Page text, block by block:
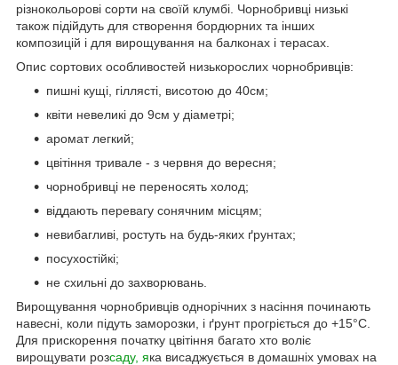
різнокольорові сорти на своїй клумбі. Чорнобривці низькі
також підійдуть для створення бордюрних та інших
композицій і для вирощування на балконах і терасах.
Опис сортових особливостей низькорослих чорнобривців:
пишні кущі, гіллясті, висотою до 40см;
квіти невеликі до 9см у діаметрі;
аромат легкий;
цвітіння тривале - з червня до вересня;
чорнобривці не переносять холод;
віддають перевагу сонячним місцям;
невибагливі, ростуть на будь-яких ґрунтах;
посухостійкі;
не схильні до захворювань.
Вирощування чорнобривців однорічних з насіння починають
навесні, коли підуть заморозки, і ґрунт прогріється до +15°С.
Для прискорення початку цвітіння багато хто воліє
вирощувати розсаду, яка висаджується в домашніх умовах на